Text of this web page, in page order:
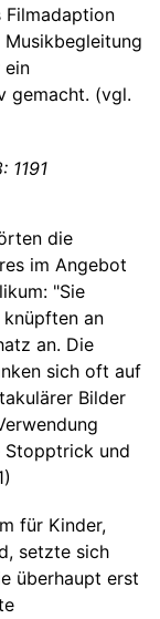
Filmadaption
ein
gemacht. (vgl.
die
im Angebot
"Sie
an
an. Die
sich oft auf
Bilder
Stopptrick und
für Kinder,
setzte sich
überhaupt erst